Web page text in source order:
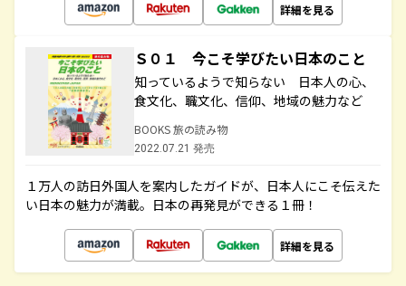
詳細を見る
Ｓ０１ 今こそ学びたい日本のこと
知っているようで知らない 日本人の心、
食文化、職文化、信仰、地域の魅力など
BOOKS 旅の読み物
2022.07.21 発売
１万人の訪日外国人を案内したガイドが、日本人にこそ伝えた
い日本の魅力が満載。日本の再発見ができる１冊！
詳細を見る